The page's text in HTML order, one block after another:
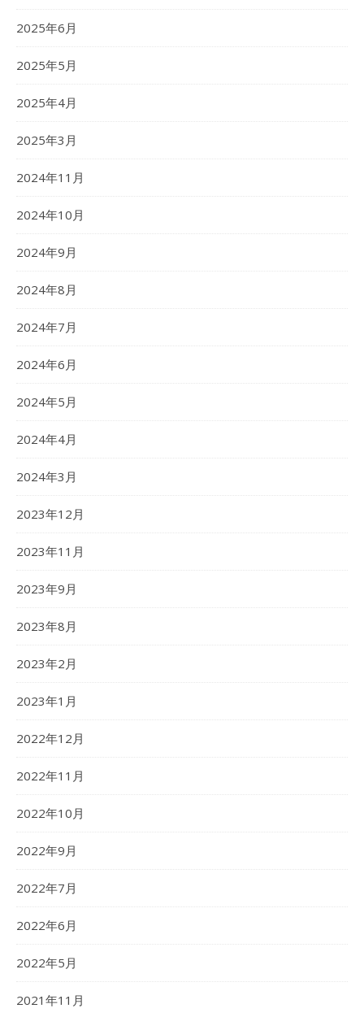
2025年6月
2025年5月
2025年4月
2025年3月
2024年11月
2024年10月
2024年9月
2024年8月
2024年7月
2024年6月
2024年5月
2024年4月
2024年3月
2023年12月
2023年11月
2023年9月
2023年8月
2023年2月
2023年1月
2022年12月
2022年11月
2022年10月
2022年9月
2022年7月
2022年6月
2022年5月
2021年11月